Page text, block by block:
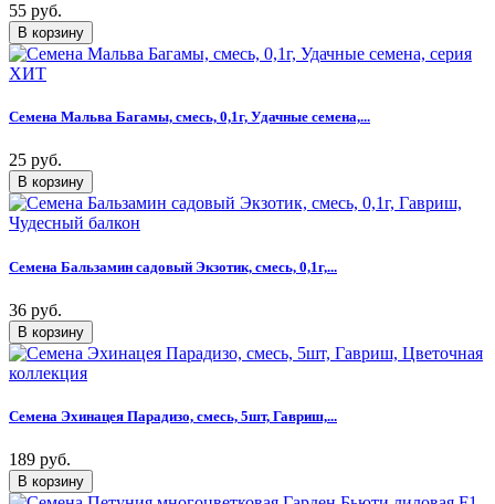
55 руб.
Семена Мальва Багамы, смесь, 0,1г, Удачные семена,...
25 руб.
Семена Бальзамин садовый Экзотик, смесь, 0,1г,...
36 руб.
Семена Эхинацея Парадизо, смесь, 5шт, Гавриш,...
189 руб.